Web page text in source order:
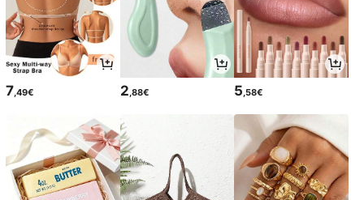
7,49€ 2,88€ 5,58€